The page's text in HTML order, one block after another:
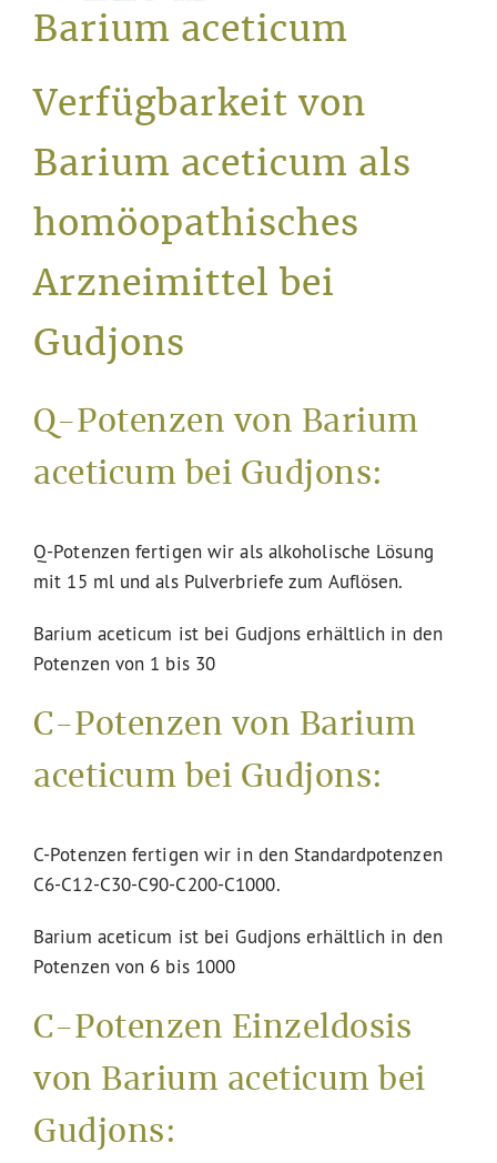
Barium aceticum
Verfügbarkeit von
Barium aceticum als
homöopathisches
Arzneimittel bei
Gudjons
Q-Potenzen von Barium
aceticum bei Gudjons:
Q-Potenzen fertigen wir als alkoholische Lösung
mit 15 ml und als Pulverbriefe zum Auflösen.
Barium aceticum ist bei Gudjons erhältlich in den
Potenzen von 1 bis 30
C-Potenzen von Barium
aceticum bei Gudjons:
C-Potenzen fertigen wir in den Standardpotenzen
C6-C12-C30-C90-C200-C1000.
Barium aceticum ist bei Gudjons erhältlich in den
Potenzen von 6 bis 1000
C-Potenzen Einzeldosis
von Barium aceticum bei
Gudjons: